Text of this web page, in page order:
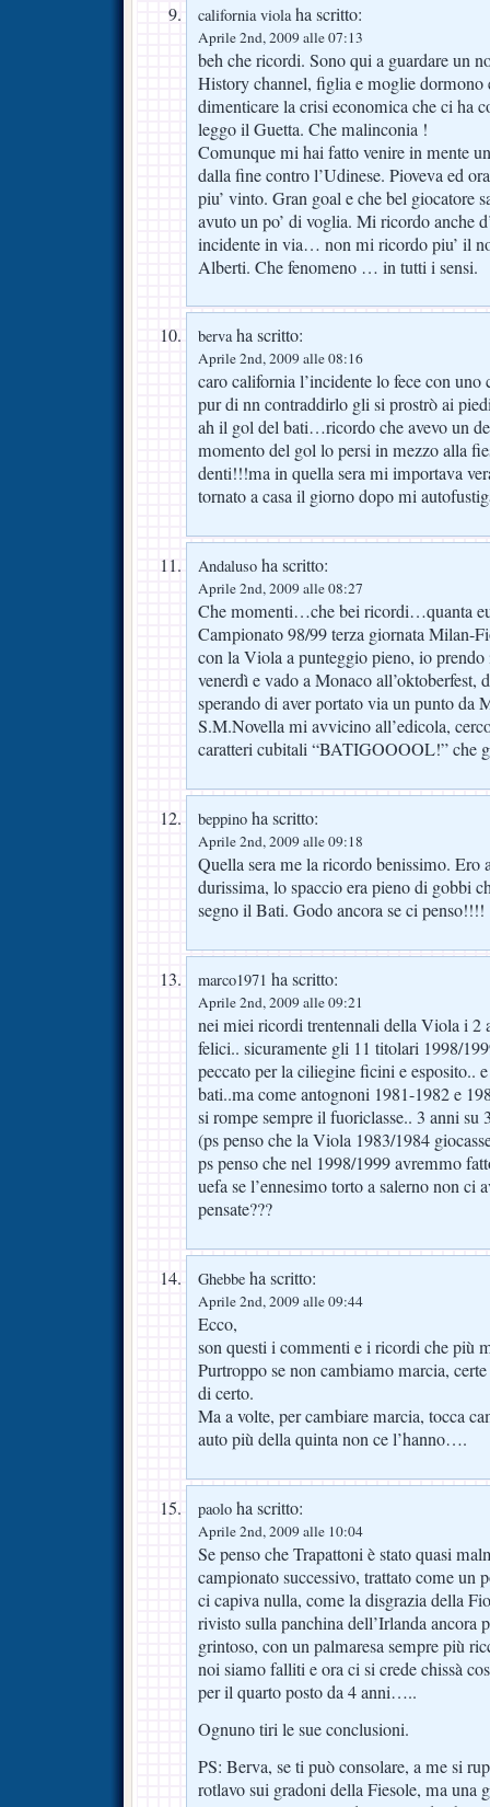
california violaha scritto:
Aprile 2nd, 2009 alle 07:13
beh che ricordi. Sono qui a guardare un
History channel, figlia e moglie dormono
dimenticare la crisi economica che ci ha
leggo il Guetta. Che malinconia !
Comunque mi hai fatto venire in mente
dalla fine contro l’Udinese. Pioveva ed
piu’ vinto. Gran goal e che bel giocatore
avuto un po’ di voglia. Mi ricordo anche
incidente in via… non mi ricordo piu’ il
Alberti. Che fenomeno … in tutti i sensi.
bervaha scritto:
Aprile 2nd, 2009 alle 08:16
caro california l’incidente lo fece con uno
pur di nn contraddirlo gli si prostrò ai
ah il gol del bati…ricordo che avevo un
momento del gol lo persi in mezzo alla
denti!!!ma in quella sera mi importava
tornato a casa il giorno dopo mi
Andaluso ha scritto:
Aprile 2nd, 2009 alle 08:27
Che momenti…che bei ricordi…quanta
Campionato 98/99 terza giornata Milan-
con la Viola a punteggio pieno, io
venerdì e vado a Monaco all’oktoberfest,
sperando di aver portato via un punto da
S.M.Novella mi avvicino all’edicola,
caratteri cubitali “BATIGOOOOL!” che
beppino ha scritto:
Aprile 2nd, 2009 alle 09:18
Quella sera me la ricordo benissimo. Ero
durissima, lo spaccio era pieno di gobbi
segno il Bati. Godo ancora se ci penso!!!!
marco1971 ha scritto:
Aprile 2nd, 2009 alle 09:21
nei miei ricordi trentennali della Viola i 2
felici.. sicuramente gli 11 titolari 1998/
peccato per la ciliegine ficini e esposito..
bati..ma come antognoni 1981-1982 e
si rompe sempre il fuoriclasse.. 3 anni su
(ps penso che la Viola 1983/1984
ps penso che nel 1998/1999 avremmo
uefa se l’ennesimo torto a salerno non ci
pensate???
Ghebbe ha scritto:
Aprile 2nd, 2009 alle 09:44
Ecco,
son questi i commenti e i ricordi che più
Purtroppo se non cambiamo marcia,
di certo.
Ma a volte, per cambiare marcia, tocca
auto più della quinta non ce l’hanno….
paolo ha scritto:
Aprile 2nd, 2009 alle 10:04
Se penso che Trapattoni è stato quasi
campionato successivo, trattato come un
ci capiva nulla, come la disgrazia della
rivisto sulla panchina dell’Irlanda ancora
grintoso, con un palmaresa sempre più
noi siamo falliti e ora ci si crede chissà
per il quarto posto da 4 anni…..
Ognuno tiri le sue conclusioni.
PS: Berva, se ti può consolare, a me si
rotlavo sui gradoni della Fiesole, ma una